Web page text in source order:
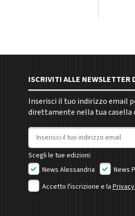
ISCRIVITI ALLE NEWSLETTER
Inserisci il tuo indirizzo email
direttamente nella tua casella
Indirizzo email
Scegli le tue edizioni:
News Alessandria
News
Accetto l'iscrizione e la